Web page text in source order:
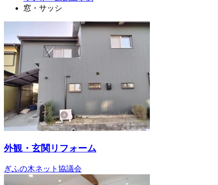
窓・サッシ
外観・玄関リフォーム
ぎふの木ネット協議会